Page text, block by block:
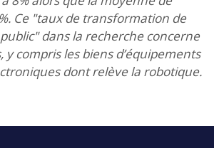
Ce "taux de transformation de
dans la recherche concerne
y compris les biens d’équipements
dont relève la robotique.